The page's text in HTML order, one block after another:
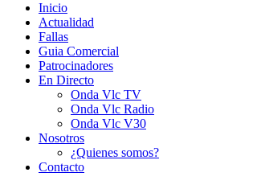
Inicio
Actualidad
Fallas
Guia Comercial
Patrocinadores
En Directo
Onda Vlc TV
Onda Vlc Radio
Onda Vlc V30
Nosotros
¿Quienes somos?
Contacto